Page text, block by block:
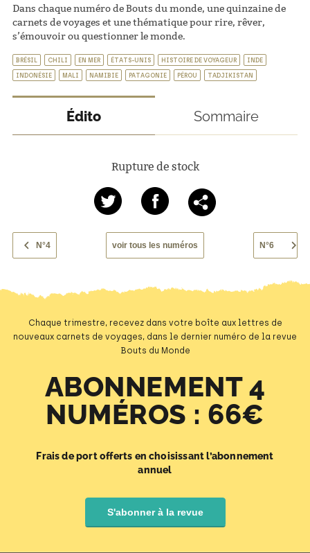
Dans chaque numéro de Bouts du monde, une quinzaine de
carnets de voyages et une thématique pour rire, rêver,
s’émouvoir ou questionner le monde.
BRÉSIL CHILI EN MER ÉTATS-UNIS HISTOIRE DE VOYAGEUR
INDE
INDONÉSIE
MALI NAMIBIE PATAGONIE PÉROU TADJIKISTAN
Édito Sommaire
Rupture de stock
N°4 voir tous les numéros N°6
Chaque trimestre, recevez dans votre boîte aux lettres de
nouveaux carnets de voyages, dans le dernier numéro de la revue
Bouts du Monde
ABONNEMENT 4
NUMÉROS : 66€
Frais de port offerts en choisissant l’abonnement
annuel
S'abonner à la revue